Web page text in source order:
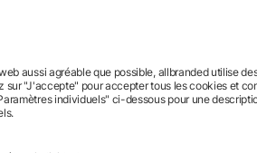
Nous avons les